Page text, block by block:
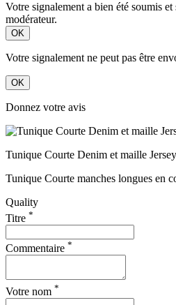
Votre signalement a bien été soumis et
modérateur.
OK
Votre signalement ne peut pas être
OK
Donnez votre avis
Tunique Courte Denim et maille
Tunique Courte manches longues en
Quality
Titre *
Commentaire *
Votre nom *